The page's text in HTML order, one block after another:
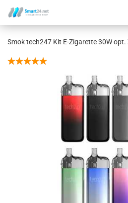
Smok tech247 Kit E-Zigarette 30W